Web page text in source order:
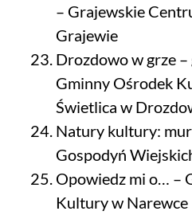
– Grajewskie
Grajewie
Drozdowo w grze
Gminny Ośrodek
Świetlica w
Natury kultury:
Gospodyń
Opowiedz mi o… –
Kultury w Narewce